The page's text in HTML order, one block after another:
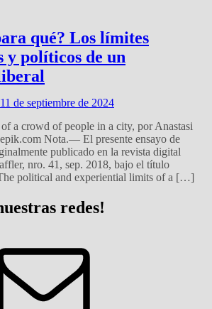
qué? Los límites
y políticos de un
11 de septiembre de 2024
a crowd of people in a city, por Anastasi
Nota.— El presente ensayo de
publicado en la revista digital
nro. 41, sep. 2018, bajo el título
political and experiential limits of a […]
redes!